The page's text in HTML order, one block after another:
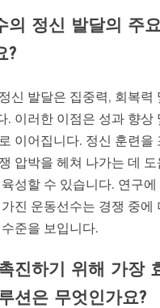
의 정신 발달의 주
?
신 발달은 집중력, 회복력
. 이러한 이점은 성과 향상
이어집니다. 정신 훈련을
압박을 헤쳐 나가는 데 도
성할 수 있습니다. 연구에
진 운동선수는 경쟁 중에
준을 보입니다.
진하기 위해 가장
션은 무엇인가요?